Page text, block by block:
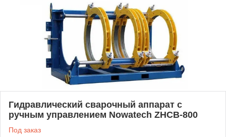
Гидравлический сварочный аппарат с
ручным управлением Nowatech ZHCB-800
Под заказ